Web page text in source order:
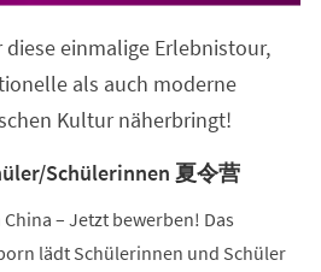
einmalige Erlebnistour,
als auch moderne
Kultur näherbringt!
Schülerinnen 夏令营
– Jetzt bewerben! Das
lädt Schülerinnen und Schüler